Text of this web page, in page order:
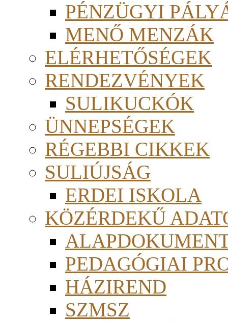
PÉNZÜGYI
MENŐ MENZÁK
ELÉRHETŐSÉGEK
RENDEZVÉNYEK
SULIKUCKÓK
ÜNNEPSÉGEK
RÉGEBBI CIKKEK
SULIÚJSÁG
ERDEI ISKOLA
KÖZÉRDEKŰ
PEDAGÓGIAI
HÁZIREND
SZMSZ